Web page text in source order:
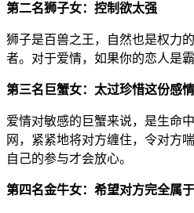
第二名狮子女：控制欲太强
狮子是百兽之王，自然也是权力
者。对于爱情，如果你的恋人是
第三名巨蟹女：太过珍惜这份感情
爱情对敏感的巨蟹来说，是生命
网，紧紧地将对方缠住，令对方
自己的参与才会放心。
第四名金牛女：希望对方完全属